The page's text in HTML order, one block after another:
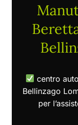
centro
Bellinzago
per